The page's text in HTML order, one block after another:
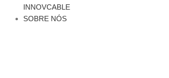
INNOVCABLE
SOBRE NÓS